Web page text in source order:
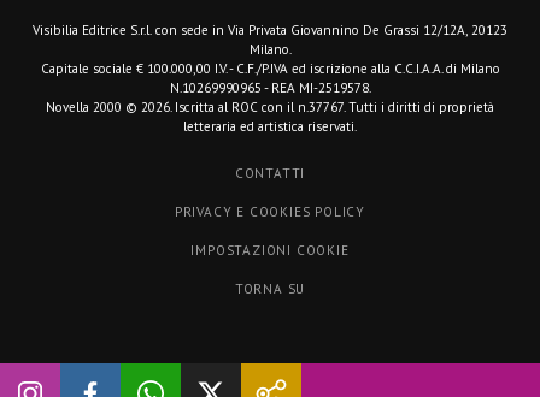
Visibilia Editrice S.r.l. con sede in Via Privata Giovannino De Grassi 12/12A, 20123
Milano.
Capitale sociale € 100.000,00 I.V. - C.F./P.IVA ed iscrizione alla C.C.I.A.A. di Milano
N.10269990965 - REA MI-2519578.
Novella 2000 © 2026. Iscritta al ROC con il n.37767. Tutti i diritti di proprietà
letteraria ed artistica riservati.
CONTATTI
PRIVACY E COOKIES POLICY
IMPOSTAZIONI COOKIE
TORNA SU